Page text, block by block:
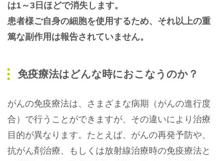
は1～3日ほどで消失します。
患者様ご自身の細胞を使用するため、それ以上の重
篤な副作用は報告されていません。
免疫療法はどんな時におこなうのか？
がんの免疫療法は、さまざまな病期（がんの進行度
合）で行うことができますが、その違いにより治療
目的が異なります。たとえば、がんの再発予防や、
抗がん剤治療、もしくは放射線治療時の免疫療法と